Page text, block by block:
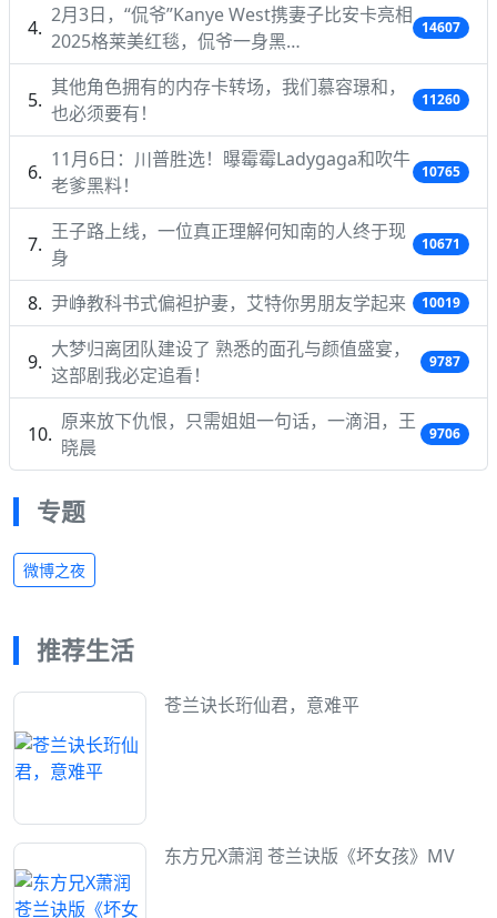
2月3日，“侃爷”Kanye West携妻子比安卡亮相
2025格莱美红毯，侃爷一身黑…
14607
其他角色拥有的内存卡转场，我们慕容璟和，
也必须要有！
11260
11月6日：川普胜选！曝霉霉Ladygaga和吹牛
老爹黑料！
10765
王子路上线，一位真正理解何知南的人终于现
身
10671
尹峥教科书式偏袒护妻，艾特你男朋友学起来 10019
大梦归离团队建设了 熟悉的面孔与颜值盛宴，
这部剧我必定追看！
9787
原来放下仇恨，只需姐姐一句话，一滴泪，王
晓晨
9706
专题
微博之夜
推荐生活
苍兰诀长珩仙君，意难平
东方兄X萧润 苍兰诀版《坏女孩》MV